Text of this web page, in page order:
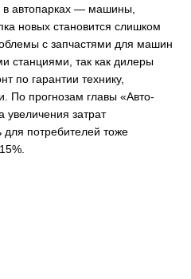
в автопарках — машины,
новых становится слишком
с запчастями для машин
станциями, так как дилеры
по гарантии технику,
По прогнозам главы «Авто-
затрат
для потребителей тоже